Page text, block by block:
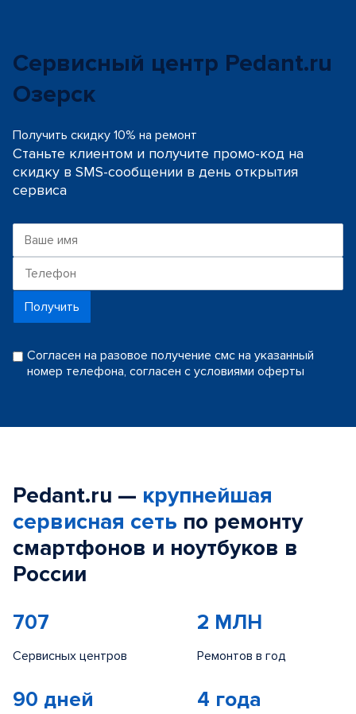
Сервисный центр Pedant.ru
Озерск
Получить скидку 10% на ремонт
Станьте клиентом и получите промо-код на
скидку в SMS-сообщении в день открытия
сервиса
Получить
Согласен на разовое получение смс на указанный
номер телефона, согласен с условиями оферты
Pedant.ru — крупнейшая
сервисная сеть по ремонту
смартфонов и ноутбуков в
России
707
Сервисных центров
2 МЛН
Ремонтов в год
90 дней 4 года